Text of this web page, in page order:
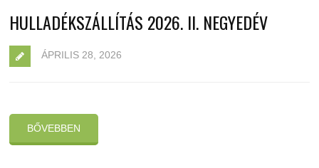
HULLADÉKSZÁLLÍTÁS 2026. II. NEGYEDÉV
ÁPRILIS 28, 2026
BŐVEBBEN